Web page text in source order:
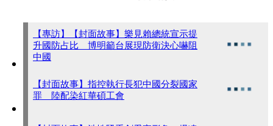
【專訪】【封面故事】樂見賴總統宣示提
升國防占比 博明籲台展現防衛決心嚇阻
中國
【封面故事】指控執行長犯中國分裂國家
罪 陸配染紅華碩工會